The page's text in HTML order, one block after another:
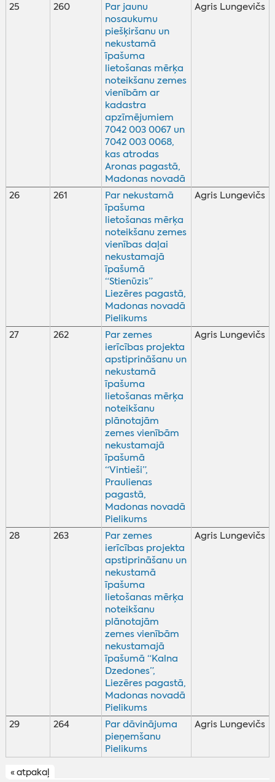
25 260
Par jaunu
nosaukumu
piešķiršanu un
nekustamā
īpašuma
lietošanas mērķa
noteikšanu zemes
vienībām ar
kadastra
apzīmējumiem
7042 003 0067 un
7042 003 0068,
kas atrodas
Aronas pagastā,
Madonas novadā
Agris Lungevičs
26 261
Par nekustamā
īpašuma
lietošanas mērķa
noteikšanu zemes
vienības daļai
nekustamajā
īpašumā
“Stienūzis”
Liezēres pagastā,
Madonas novadā
Pielikums
Agris Lungevičs
27 262
Par zemes
ierīcības projekta
apstiprināšanu un
nekustamā
īpašuma
lietošanas mērķa
noteikšanu
plānotajām
zemes vienībām
nekustamajā
īpašumā
“Vintieši”,
Praulienas
pagastā,
Madonas novadā
Pielikums
Agris Lungevičs
28 263
Par zemes
ierīcības projekta
apstiprināšanu un
nekustamā
īpašuma
lietošanas mērķa
noteikšanu
plānotajām
zemes vienībām
nekustamajā
īpašumā “Kalna
Dzedones”,
Liezēres pagastā,
Madonas novadā
Pielikums
Agris Lungevičs
29 264
Par dāvinājuma
pieņemšanu
Pielikums
Agris Lungevičs
« atpakaļ